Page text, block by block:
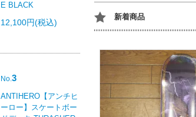
新着商品
E BLACK
12,100円(税込)
No. 3
ANTIHERO【アンチヒ
ーロー】スケートボー